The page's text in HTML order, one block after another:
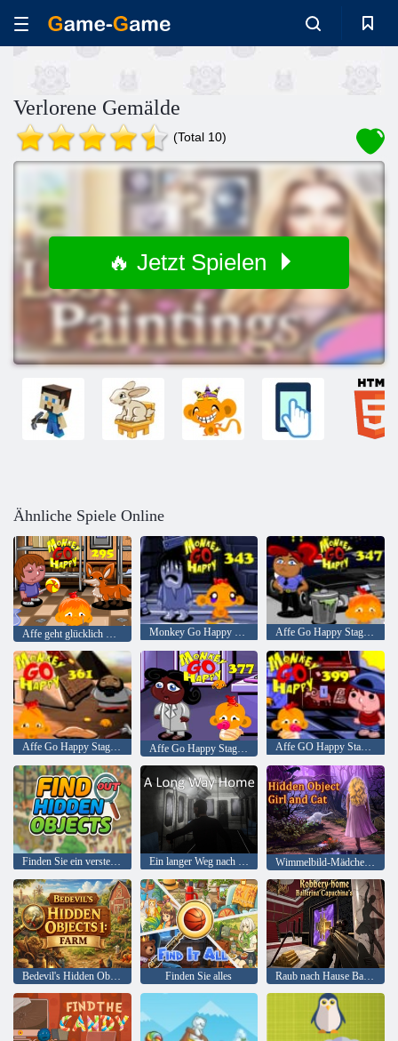
Verlorene Gemälde
(Total 10)
🔥 Jetzt Spielen
Ähnliche Spiele Online
Affe geht glücklich Stufe 295 Monkey Go Happy Stage 343, Affe Go Happy Stage 347
Affe Go Happy Stage 361 Affe Go Happy Stage 377 Affe GO Happy Stage 399
Finden Sie ein verstecktes Objekt heraus Ein langer Weg nach Hause Wimmelbild-Mädchen und Katze
Bedevil's Hidden Objects 1: Bauernhof Finden Sie alles Raub nach Hause Ballerina Capuchina